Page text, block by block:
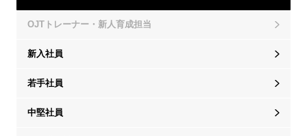
OJTトレーナー・新人育成担当
新入社員
若手社員
中堅社員